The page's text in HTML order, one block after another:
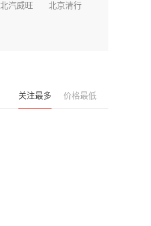
北汽威旺 北京清行
关注最多 价格最低